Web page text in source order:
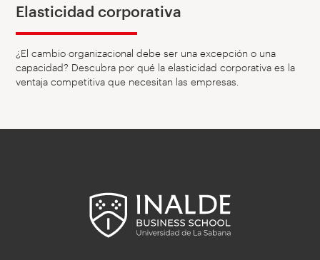
Elasticidad corporativa
¿El cambio organizacional debe ser una excepción o una
capacidad? Descubra por qué la elasticidad corporativa es la
ventaja competitiva que necesitan las empresas.